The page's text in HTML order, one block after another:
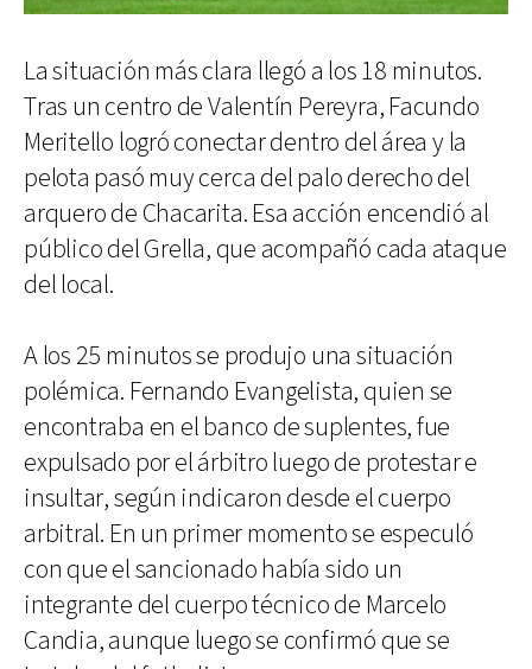
La situación más clara llegó a los 18 minutos.
Tras un centro de Valentín Pereyra, Facundo
Meritello logró conectar dentro del área y la
pelota pasó muy cerca del palo derecho del
arquero de Chacarita. Esa acción encendió al
público del Grella, que acompañó cada ataque
del local.
A los 25 minutos se produjo una situación
polémica. Fernando Evangelista, quien se
encontraba en el banco de suplentes, fue
expulsado por el árbitro luego de protestar e
insultar, según indicaron desde el cuerpo
arbitral. En un primer momento se especuló
con que el sancionado había sido un
integrante del cuerpo técnico de Marcelo
Candia, aunque luego se confirmó que se